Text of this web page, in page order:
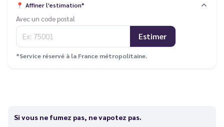
📍 Affiner l'estimation*
Avec un code postal
Estimer
*Service réservé à la France métropolitaine.
Si vous ne fumez pas, ne vapotez pas.